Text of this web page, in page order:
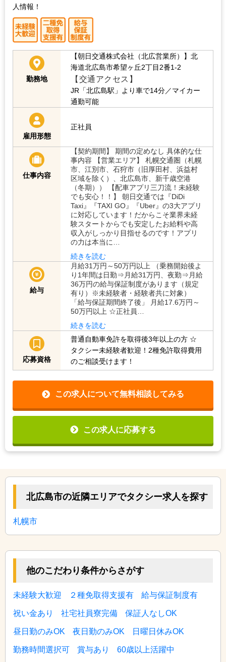
人情報！
勤務地
【朝日交通株式会社（北広営業所）】北
海道北広島市希望ヶ丘2丁目2番1-2
【交通アクセス】
JR「北広島駅」より車で14分／マイカー
通勤可能
雇用形態
正社員
仕事内容
【契約期間】 期間の定めなし 具体的な仕
事内容 【営業エリア】 札幌交通圏（札幌
市、江別市、石狩市（旧厚田村、浜益村
区域を除く）、北広島市、新千歳空港
（冬期）） 【配車アプリ三刀流！未経験
でも安心！！】 朝日交通では『DiDi
Taxi』『TAXI GO』『Uber』の3大アプリ
に対応しています！だからこそ業界未経
験スタートからでも安定したお給料や高
収入がしっかり目指せるのです！アプリ
の力は本当に…
続きを読む
給与
月給31万円～50万円以上 （乗務開始後よ
り1年間は日勤⇒月給31万円、夜勤⇒月給
36万円の給与保証制度があります（規定
有り）※未経験者・経験者共に対象）
「給与保証期間終了後」 月給17.6万円～
50万円以上 ☆正社員…
続きを読む
応募資格
普通自動車免許を取得後3年以上の方 ☆
タクシー未経験者歓迎！2種免許取得費用
のご相談受けます！
この求人について無料相談してみる
この求人に応募する
北広島市の近隣エリアでタクシー求人を探す
札幌市
他のこだわり条件からさがす
未経験大歓迎 ２種免取得支援有 給与保証制度有
祝い金あり 社宅社員寮完備 保証人なしOK
昼日勤のみOK 夜日勤のみOK 日曜日休みOK
勤務時間選択可 賞与あり 60歳以上活躍中